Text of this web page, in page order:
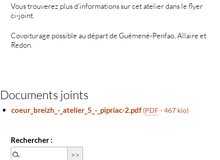
Vous trouverez plus d’informations sur cet atelier dans le flyer
ci-joint.
Covoiturage possible au départ de Guémené-Penfao, Allaire et
Redon.
Documents joints
coeur_breizh_-_atelier_5_-_pipriac-2.pdf (PDF-467 kio)
Rechercher :